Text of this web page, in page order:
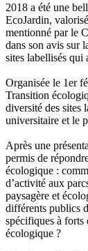
2018 a été une
EcoJardin,
mentionné par le
dans son avis sur
sites labellisés qui
Organisée le 1er
Transition
diversité des sites
universitaire et le
Après une
permis de
écologique :
d’activité aux
paysagère et
différents publics
spécifiques à forts
écologique ?